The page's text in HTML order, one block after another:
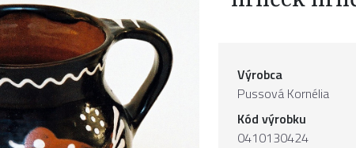
Výrobca
Pussová Kornélia
Kód výrobku
0410130424